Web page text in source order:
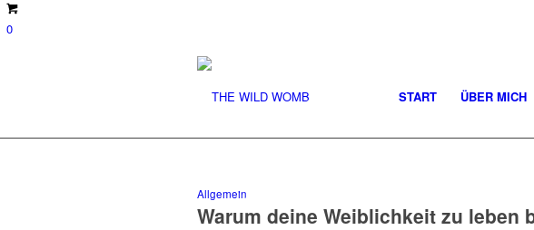
0
START ÜBER MICH
Allgemein
Warum deine Weiblichkeit zu leben